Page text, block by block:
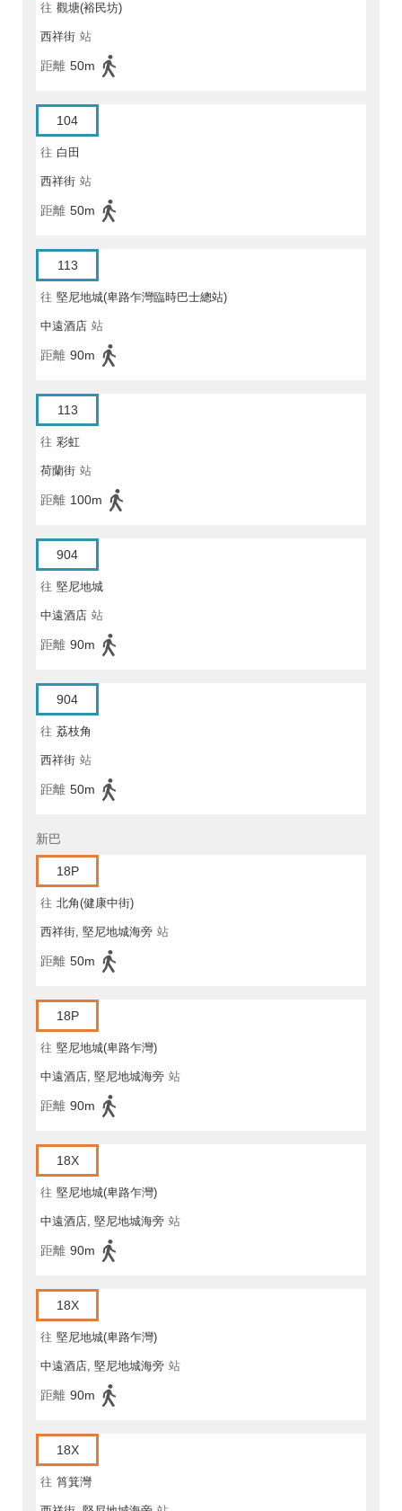
往 觀塘(裕民坊)
西祥街 站
距離 50m
104
往 白田
西祥街 站
距離 50m
113
往 堅尼地城(卑路乍灣臨時巴士總站)
中遠酒店 站
距離 90m
113
往 彩虹
荷蘭街 站
距離 100m
904
往 堅尼地城
中遠酒店 站
距離 90m
904
往 荔枝角
西祥街 站
距離 50m
新巴
18P
往 北角(健康中街)
西祥街, 堅尼地城海旁 站
距離 50m
18P
往 堅尼地城(卑路乍灣)
中遠酒店, 堅尼地城海旁 站
距離 90m
18X
往 堅尼地城(卑路乍灣)
中遠酒店, 堅尼地城海旁 站
距離 90m
18X
往 堅尼地城(卑路乍灣)
中遠酒店, 堅尼地城海旁 站
距離 90m
18X
往 筲箕灣